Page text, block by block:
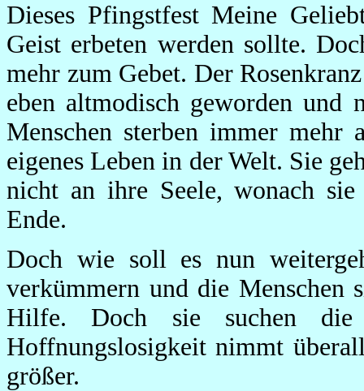
Dieses Pfingstfest Meine
Geist erbeten werden sollte.
mehr zum Gebet. Der
eben altmodisch geworden und
Menschen sterben immer mehr
eigenes Leben in der Welt. Sie
nicht an ihre Seele, wonach
Ende.
Doch wie soll es nun
verkümmern und die Menschen
Hilfe. Doch sie suchen
Hoffnungslosigkeit nimmt
größer.